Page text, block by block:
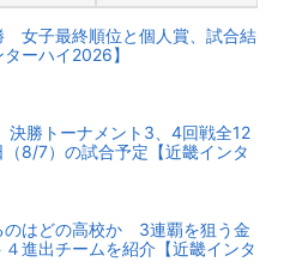
女子最終順位と個人賞、試合結
ーハイ2026】
決勝トーナメント3、4回戦全12
8/7）の試合予定【近畿インタ
のはどの高校か 3連覇を狙う金
進出チームを紹介【近畿インタ